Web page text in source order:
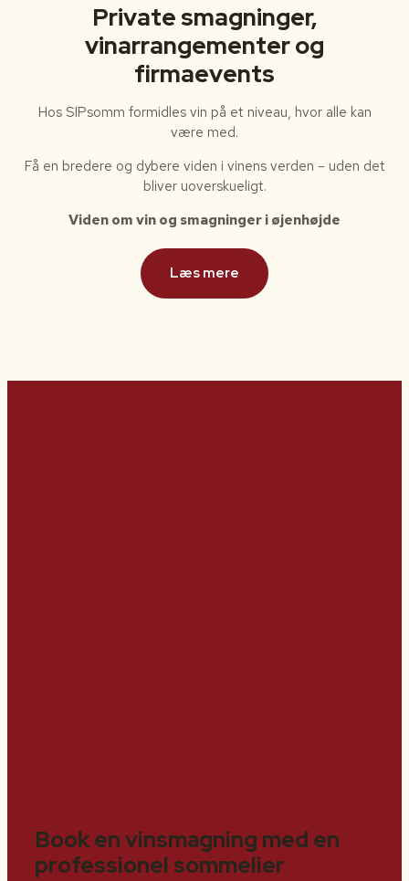
Private smagninger,
vinarrangementer og
firmaevents
Hos SIPsomm formidles vin på et niveau, hvor alle kan
være med.
Få en bredere og dybere viden i vinens verden – uden det
bliver uoverskueligt.
Viden om vin og smagninger i øjenhøjde
Læs mere
Book en vinsmagning med en
professionel sommelier